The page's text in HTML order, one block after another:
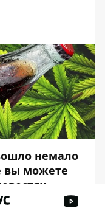
немало
вы можете